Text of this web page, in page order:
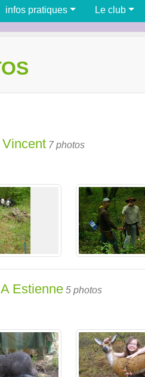
infos pratiques Le club
7 photos
Estienne 5 photos